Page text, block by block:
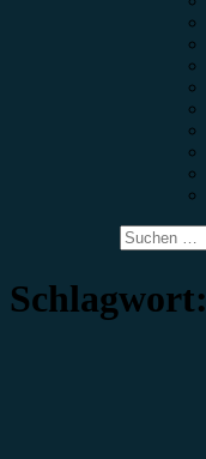
Suchen
nach:
Schlagwort: